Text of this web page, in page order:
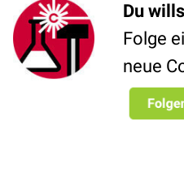
Du
Folge
neue